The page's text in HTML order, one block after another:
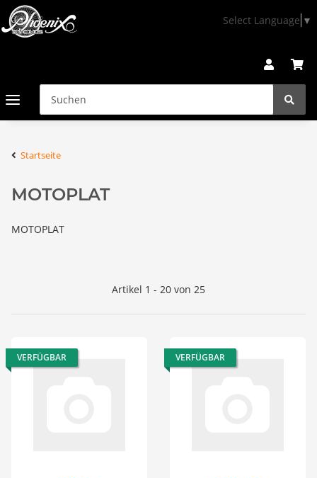
Select Language ▼
Startseite
MOTOPLAT
MOTOPLAT
Artikel 1 - 20 von 25
VERFÜGBAR VERFÜGBAR